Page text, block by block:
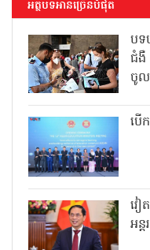
អត្ថបទអានច្រើនបំផុត
បទ
ជំងឺ
ចូ
បើ
វៀ
អន្